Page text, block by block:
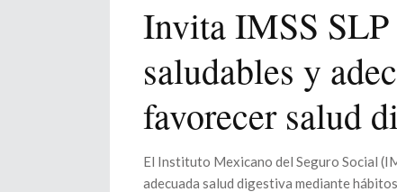
Invita IMSS SLP
saludables y
favorecer salud
El Instituto Mexicano del Seguro Social
adecuada salud digestiva mediante